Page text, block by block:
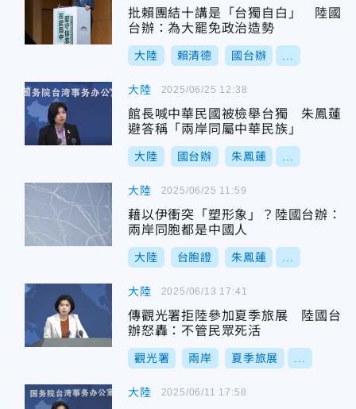
批賴團結十講是「台獨自白」 陸國
台辦：為大罷免政治造勢
大陸 賴清德 國台辦
大陸
館長喊中華民國被檢舉台獨 朱鳳蓮
避答稱「兩岸同屬中華民族」
大陸 國台辦 朱鳳蓮
2025/06/25 12:38
大陸
藉以伊衝突「塑形象」？陸國台辦：
兩岸同胞都是中國人
大陸 台胞證 朱鳳蓮
2025/06/25 11:59
大陸
傳觀光署拒陸參加夏季旅展 陸國台
辦怒轟：不管民眾死活
觀光署 兩岸 夏季旅展
2025/06/13 17:41
大陸 2025/06/11 17:58